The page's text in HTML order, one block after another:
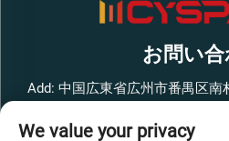
お問い
Add: 中国広東省広州市番禺区南
電話番号： +86-13316062192
We value your privacy